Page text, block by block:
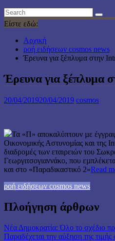
Είστε εδώ:
Αρχική
ροή ειδήσεων cosmos news
Έρευνα για ξέπλυμα στην
Έρευνα για ξέπλυμα
20/04/201920/04/2019 cosmos
Τα «Π» αποκαλύπτουν µε
Οικονοµικής Αστυνοµίας και της
διαδροµές των εταιρειών του
Γεωργιτσογιαννάκο, που
και στο «Παραδικαστικό 2»Read
ροή ειδήσεων cosmos news
Πλοήγηση άρθρων
Νέα Δημοκρατία: Όλο το σχέδιο
Παραδέχεται την αύξηση της